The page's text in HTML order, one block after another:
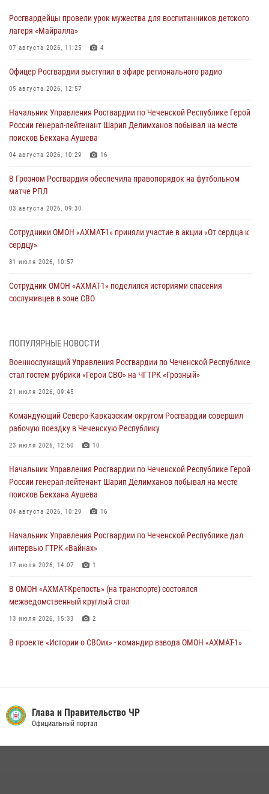
Росгвардейцы провели урок мужества для воспитанников детского
лагеря «Майралла»
07 августа 2026, 11:25 4
Офицер Росгвардии выступил в эфире регионального радио
05 августа 2026, 12:57
Начальник Управления Росгвардии по Чеченской Республике Герой
России генерал-лейтенант Шарип Делимханов побывал на месте
поисков Бекхана Аушева
04 августа 2026, 10:29 16
В Грозном Росгвардия обеспечила правопорядок на футбольном
матче РПЛ
03 августа 2026, 09:30
Сотрудники ОМОН «АХМАТ-1» приняли участие в акции «От сердца к
сердцу»
31 июля 2026, 10:57
Сотрудник ОМОН «АХМАТ-1» поделился историями спасения
сослуживцев в зоне СВО
Командующий Северо-Кавказским округом Росгвардии совершил
23 июля 2026, 12:50
Военнослужащий Управления Росгвардии по Чеченской Республике
21 июля 2026, 09:45
В ДНР росгвардейцы уничтожили около 80 вражеских
19 июля 2026, 13:50
В Грозном Росгвардия обеспечила безопасность конно-спортивных
соревнований
ПОПУЛЯРНЫЕ НОВОСТИ
Военнослужащий Управления Росгвардии по Чеченской Республике
стал гостем рубрики «Герои СВО» на ЧГТРК «Грозный»
21 июля 2026, 09:45
Командующий Северо-Кавказским округом Росгвардии совершил
рабочую поездку в Чеченскую Республику
23 июля 2026, 12:50 10
Начальник Управления Росгвардии по Чеченской Республике Герой
России генерал-лейтенант Шарип Делимханов побывал на месте
поисков Бекхана Аушева
04 августа 2026, 10:29 16
Начальник Управления Росгвардии по Чеченской Республике дал
интервью ГТРК «Вайнах»
17 июля 2026, 14:07 1
В ОМОН «АХМАТ-Крепость» (на транспорте) состоялся
межведомственный круглый стол
13 июля 2026, 15:33 2
В проекте «Истории о СВОих» - командир взвода ОМОН «АХМАТ-1»
владельцев гражданского оружия об изменениях в
законодательстве
Глава и Правительство ЧР
Официальный портал